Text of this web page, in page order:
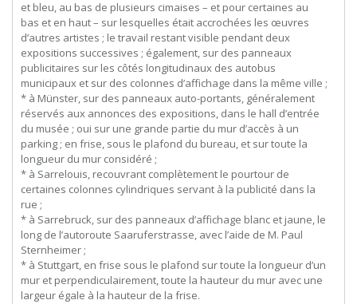
et bleu, au bas de plusieurs cimaises – et pour certaines au
bas et en haut – sur lesquelles était accrochées les œuvres
d’autres artistes ; le travail restant visible pendant deux
expositions successives ; également, sur des panneaux
publicitaires sur les côtés longitudinaux des autobus
municipaux et sur des colonnes d’affichage dans la même ville ;
* à Münster, sur des panneaux auto-portants, généralement
réservés aux annonces des expositions, dans le hall d’entrée
du musée ; oui sur une grande partie du mur d’accès à un
parking ; en frise, sous le plafond du bureau, et sur toute la
longueur du mur considéré ;
* à Sarrelouis, recouvrant complètement le pourtour de
certaines colonnes cylindriques servant à la publicité dans la
rue ;
* à Sarrebruck, sur des panneaux d’affichage blanc et jaune, le
long de l’autoroute Saaruferstrasse, avec l’aide de M. Paul
Sternheimer ;
* à Stuttgart, en frise sous le plafond sur toute la longueur d’un
mur et perpendiculairement, toute la hauteur du mur avec une
largeur égale à la hauteur de la frise.